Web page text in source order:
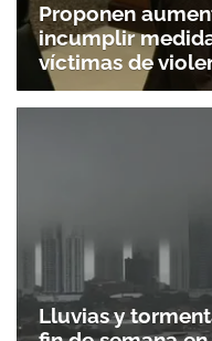
Proponen
incumplir
víctimas de
Lluvias y